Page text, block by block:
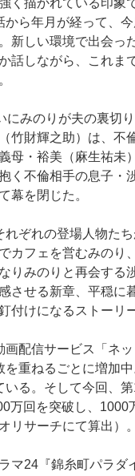
く描かれている印象
ら年月が経って、
新しい環境で出会っ
話しながら、これま
みのりが夫の裏切
竹財輝之助）は、不
母・裕美（麻生祐
く不倫相手の息子・
幕を閉じた。
ぞれの登場人物た
カフェを営むみのり
りみのりと再会する
させる新章、平穏に
けになるストーリ
配信サービス「ネ
重ねるごとに増加
る。そして今回、
万回を突破し、
リサーチにて算出）。
24『錦糸町パラダ